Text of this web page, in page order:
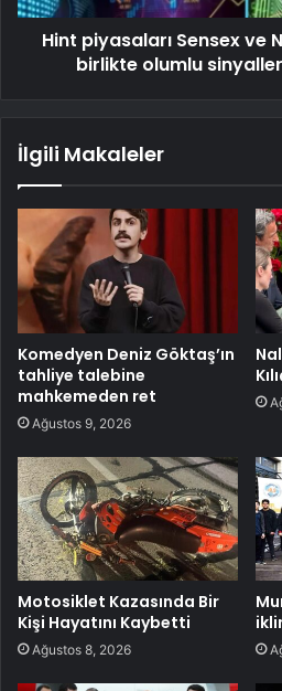
Hint piyasaları Sensex ve
birlikte olumlu
İlgili Makaleler
Komedyen Deniz Göktaş’ın
tahliye talebine
mahkemeden ret
Ağustos 9, 2026
Motosiklet Kazasında Bir
Kişi Hayatını Kaybetti
Ağustos 8, 2026